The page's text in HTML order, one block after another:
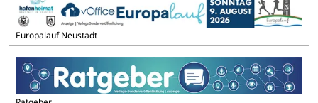
Europalauf Neustadt